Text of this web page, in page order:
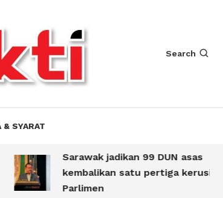
Search
& SYARAT
Sarawak jadikan 99 DUN asas
kembalikan satu pertiga kerusi
Parlimen